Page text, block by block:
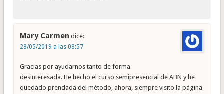
Mary Carmen dice:
28/05/2019 a las 08:57
Gracias por ayudarnos tanto de forma
desinteresada. He hecho el curso semipresencial de ABN y he
quedado prendada del método, ahora, siempre visito la página